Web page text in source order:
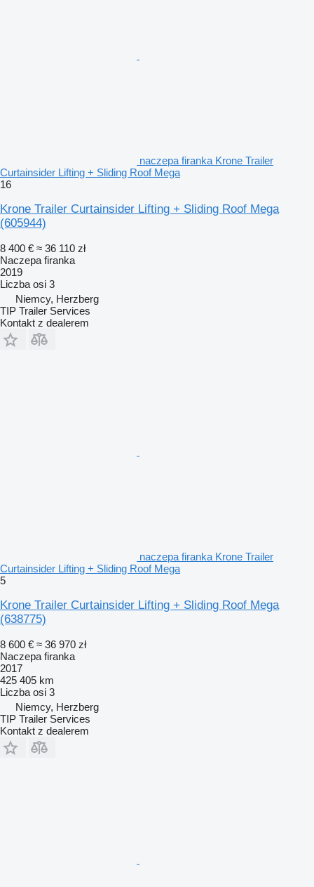
naczepa firanka Krone Trailer
Curtainsider Lifting + Sliding Roof Mega
16
Krone Trailer Curtainsider Lifting + Sliding Roof Mega
(605944)
8 400 € ≈ 36 110 zł
Naczepa firanka
2019
Liczba osi 3
Niemcy, Herzberg
TIP Trailer Services
Kontakt z dealerem
naczepa firanka Krone Trailer
Curtainsider Lifting + Sliding Roof Mega
5
Krone Trailer Curtainsider Lifting + Sliding Roof Mega
(638775)
8 600 € ≈ 36 970 zł
Naczepa firanka
2017
425 405 km
Liczba osi 3
Niemcy, Herzberg
TIP Trailer Services
Kontakt z dealerem